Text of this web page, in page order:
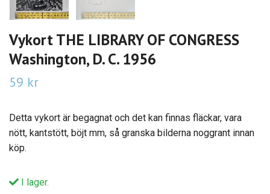
Vykort THE LIBRARY OF CONGRESS
Washington, D. C. 1956
59 kr
Detta vykort är begagnat och det kan finnas fläckar, vara
nött, kantstött, böjt mm, så granska bilderna noggrant innan
köp.
I lager.